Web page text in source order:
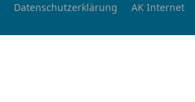
Datenschutzerklärung AK Internet